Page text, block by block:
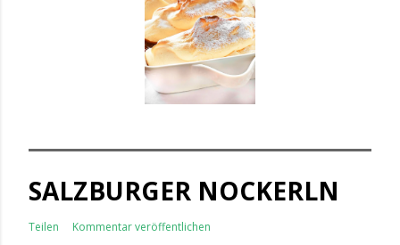
SALZBURGER NOCKERLN
Teilen Kommentar veröffentlichen